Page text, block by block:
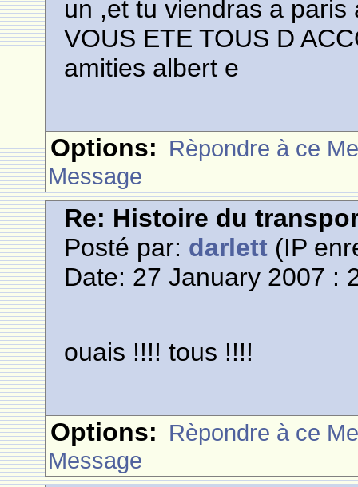
un ,et tu viendras a paris
VOUS ETE TOUS D
amities albert e
Options: Rèpondre à ce
Message
Re: Histoire du
Posté par: darlett (IP
Date: 27 January 2007 :
ouais !!!! tous !!!!
Options: Rèpondre à ce
Message